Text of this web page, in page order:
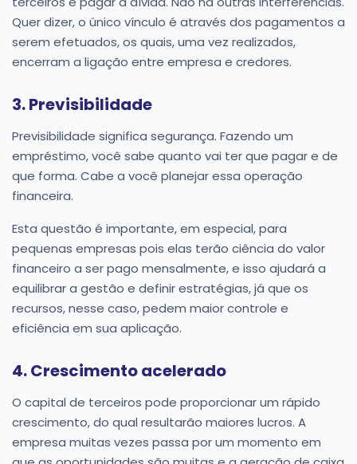
Quer dizer, o único vínculo é através dos pagamentos a
serem efetuados, os quais, uma vez realizados,
encerram a ligação entre empresa e credores.
3. Previsibilidade
Previsibilidade significa segurança. Fazendo um
empréstimo, você sabe quanto vai ter que pagar e de
que forma. Cabe a você planejar essa operação
financeira.
Esta questão é importante, em especial, para
pequenas empresas pois elas terão ciência do valor
financeiro a ser pago mensalmente, e isso ajudará a
equilibrar a gestão e definir estratégias, já que os
recursos, nesse caso, pedem maior controle e
eficiência em sua aplicação.
4. Crescimento acelerado
O capital de terceiros pode proporcionar um rápido
crescimento, do qual resultarão maiores lucros. A
empresa muitas vezes passa por um momento em